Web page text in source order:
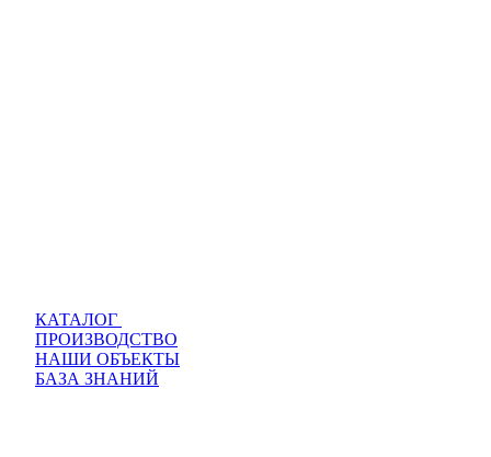
КАТАЛОГ
ПРОИЗВОДСТВО
НАШИ ОБЪЕКТЫ
БАЗА ЗНАНИЙ